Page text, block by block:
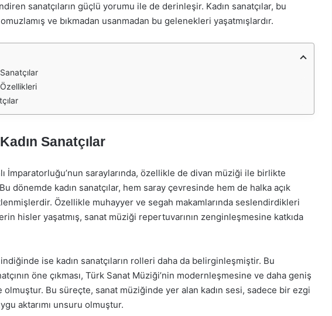
sanatçıların güçlü yorumu ile de derinleşir. Kadın sanatçılar, bu
ve bıkmadan usanmadan bu gelenekleri yaşatmışlardır.
Sanatçılar
İmparatorluğu’nun saraylarında, özellikle de divan müziği ile birlikte
dönemde kadın sanatçılar, hem saray çevresinde hem de halka açık
Özellikle muhayyer ve segah makamlarında seslendirdikleri
hisler yaşatmış, sanat müziği repertuvarının zenginleşmesine katkıda
ise kadın sanatçıların rolleri daha da belirginleşmiştir. Bu
öne çıkması, Türk Sanat Müziği’nin modernleşmesine ve daha geniş
olmuştur. Bu süreçte, sanat müziğinde yer alan kadın sesi, sadece bir ezgi
aktarımı unsuru olmuştur.